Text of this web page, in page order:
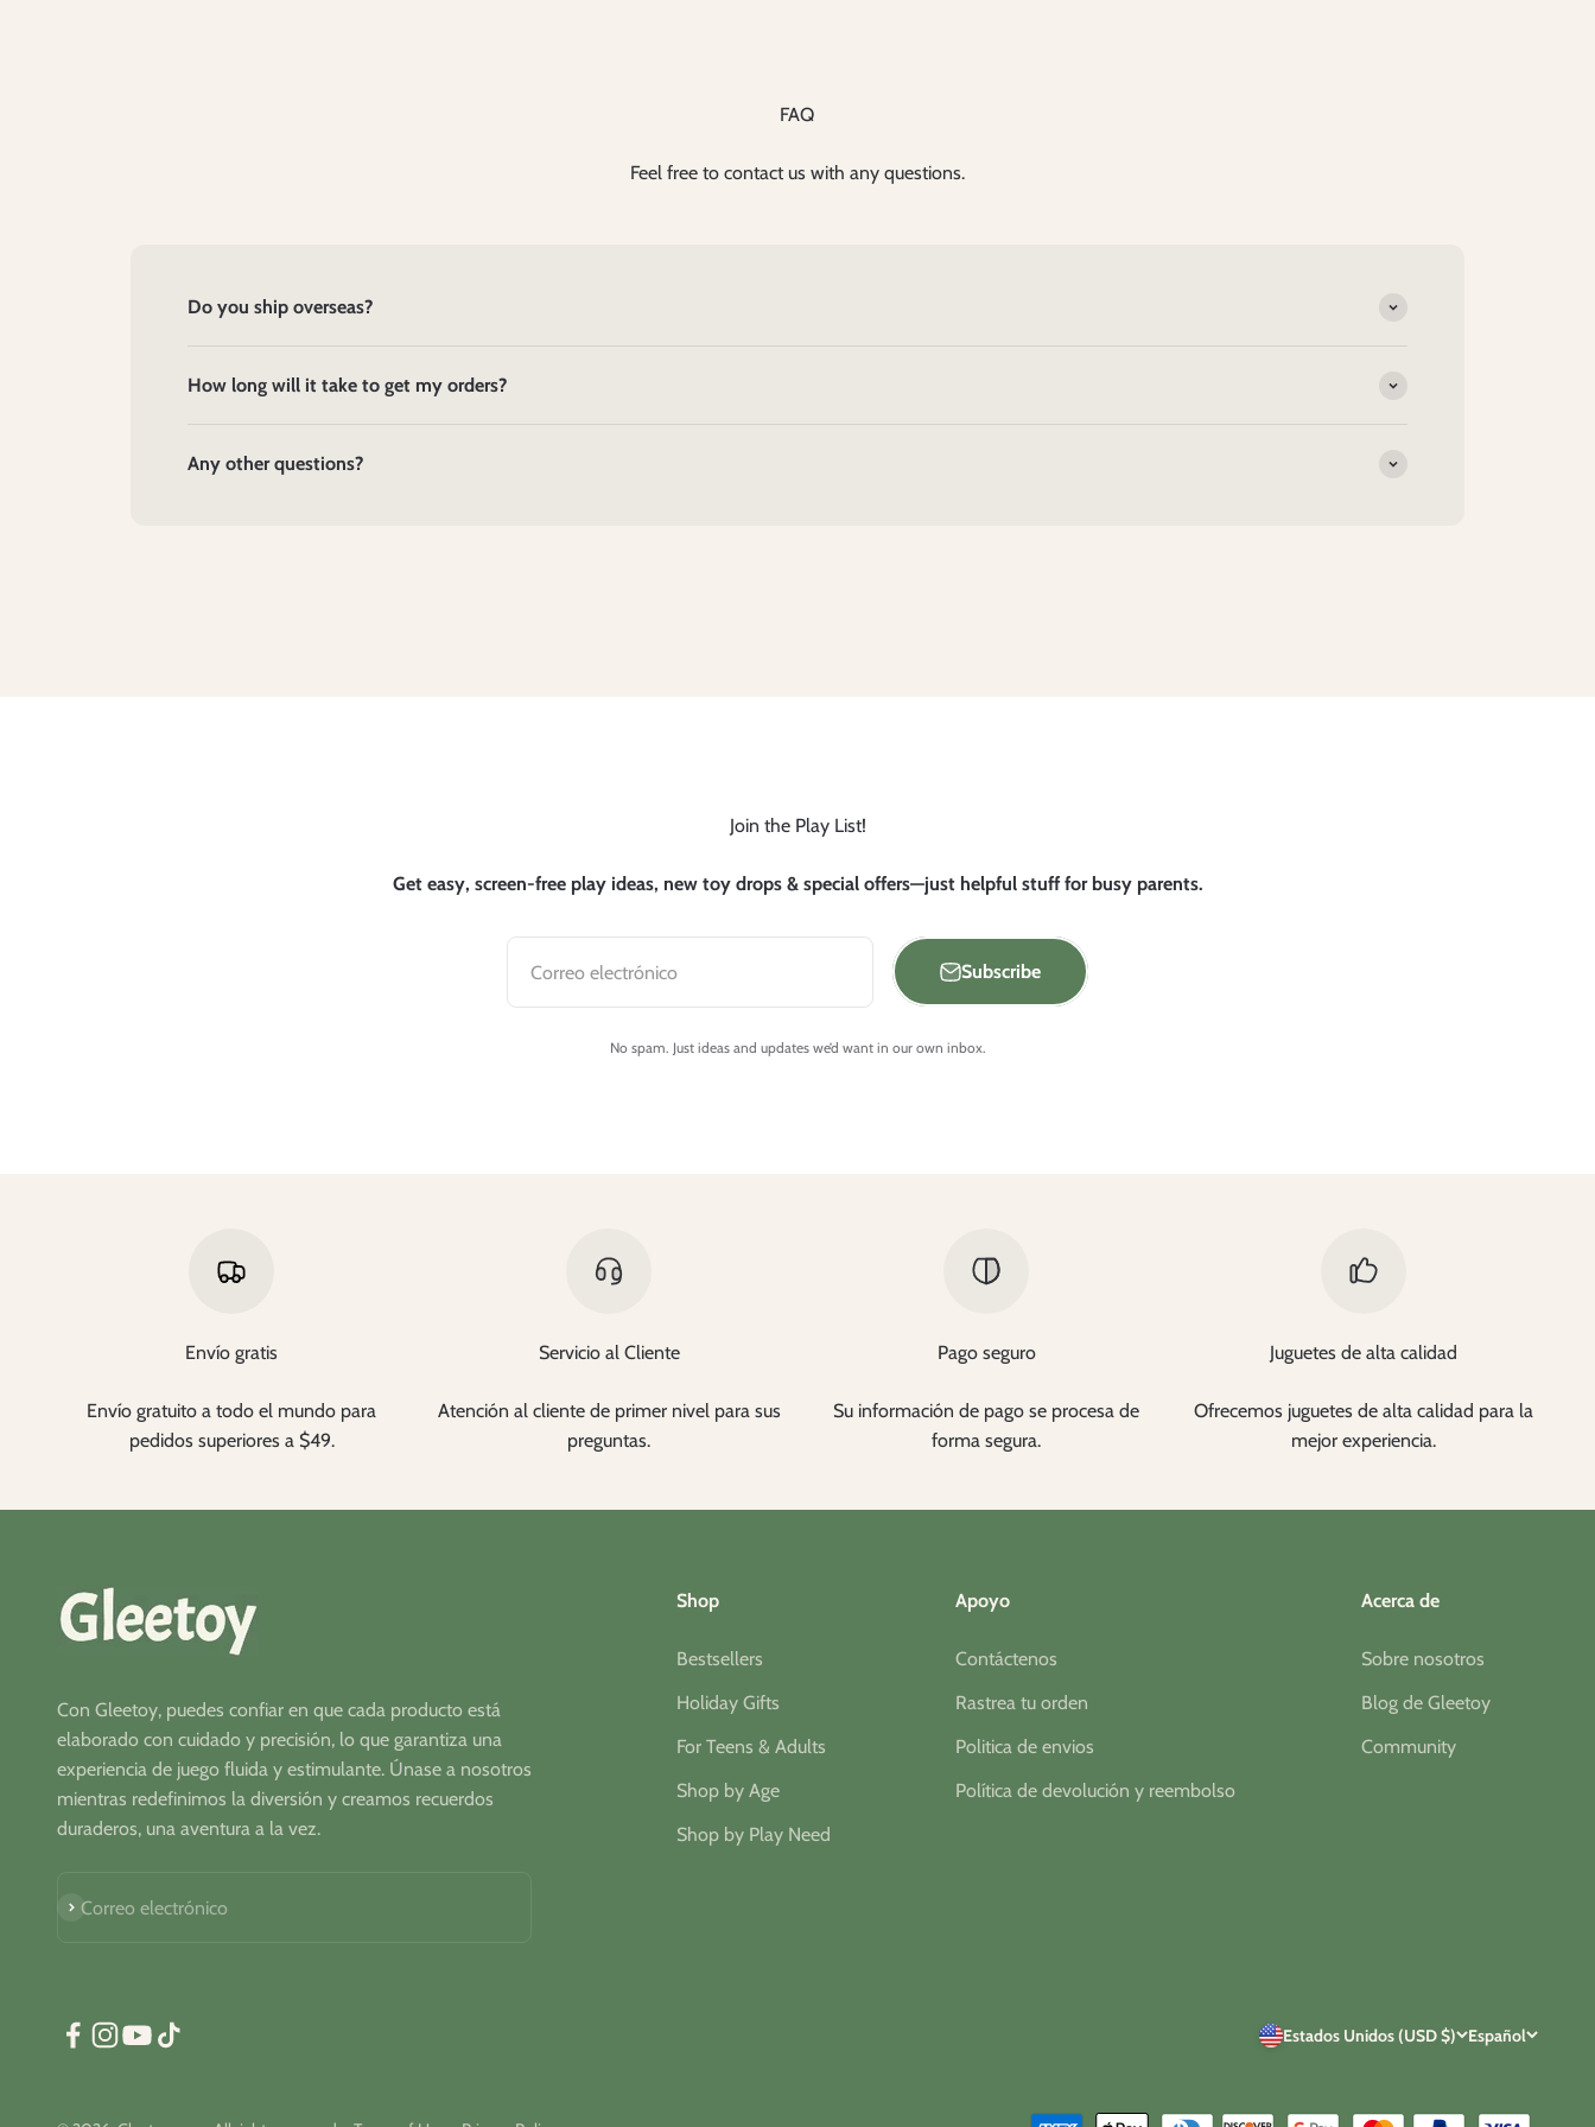
FAQ
Feel free to contact us with any questions.
Do you ship overseas?
How long will it take to get my orders?
Any other questions?
Join the Play List!
Get easy, screen-free play ideas, new toy drops & special offers—just helpful stuff for busy parents.
Correo electrónico Subscribe
No spam. Just ideas and updates we’d want in our own inbox.
Envío gratis
Envío gratuito a todo el mundo para
pedidos superiores a $49.
Servicio al Cliente
Atención al cliente de primer nivel para sus
preguntas.
Pago seguro
Su información de pago se procesa de
forma segura.
Juguetes de alta calidad
Ofrecemos juguetes de alta calidad para la
mejor experiencia.
Con Gleetoy, puedes confiar en que cada producto está
elaborado con cuidado y precisión, lo que garantiza una
experiencia de juego fluida y estimulante. Únase a nosotros
mientras redefinimos la diversión y creamos recuerdos
duraderos, una aventura a la vez.
Correo electrónico
Suscribirse
Shop
Bestsellers
Holiday Gifts
For Teens & Adults
Shop by Age
Shop by Play Need
Apoyo
Contáctenos
Rastrea tu orden
Politica de envios
Política de devolución y reembolso
Acerca de
Sobre nosotros
Blog de Gleetoy
Community
Estados Unidos (USD $) Español